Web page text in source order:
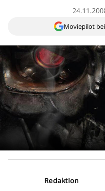
Moviepilot
Redaktion